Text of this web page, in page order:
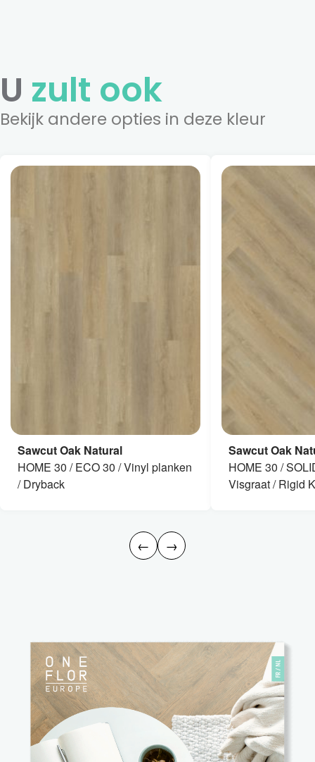
U zult ook
Bekijk andere opties in deze kleur
Sawcut Oak Natural
HOME 30 / ECO 30 / Vinyl planken
/ Dryback
Sawcut Oak
HOME 30 /
Visgraat / Rigid
← →